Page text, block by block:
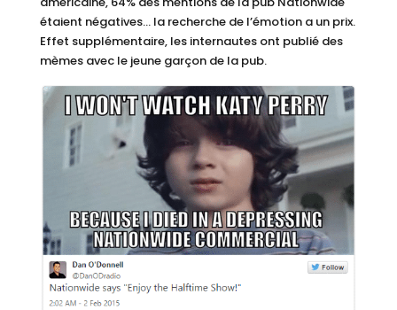
étaient négatives… la recherche de l’émotion a un prix.
Effet supplémentaire, les internautes ont publié des
mèmes avec le jeune garçon de la pub.